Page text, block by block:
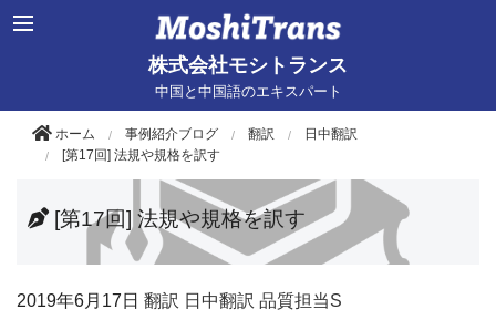
株式会社モシトランス
中国と中国語のエキスパート
ホーム 事例紹介ブログ 翻訳
日中翻訳
[第17回] 法規や規格を訳す
[第17回] 法規や規格を訳す
2019年6月17日 翻訳 日中翻訳 品質担当S